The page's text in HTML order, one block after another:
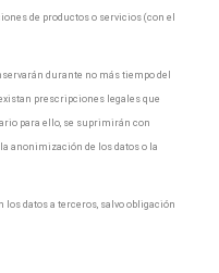
de productos o servicios (con el
durante no más tiempo del
prescripciones legales que
para ello, se suprimirán con
anonimización de los datos o la
los datos a terceros, salvo obligación